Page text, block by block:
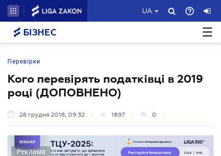
UA
БІЗНЕС
Перевірки
Кого перевірять податківці в 2019
році (ДОПОВНЕНО)
28 грудня 2018, 09:32 1897 0
Реклама